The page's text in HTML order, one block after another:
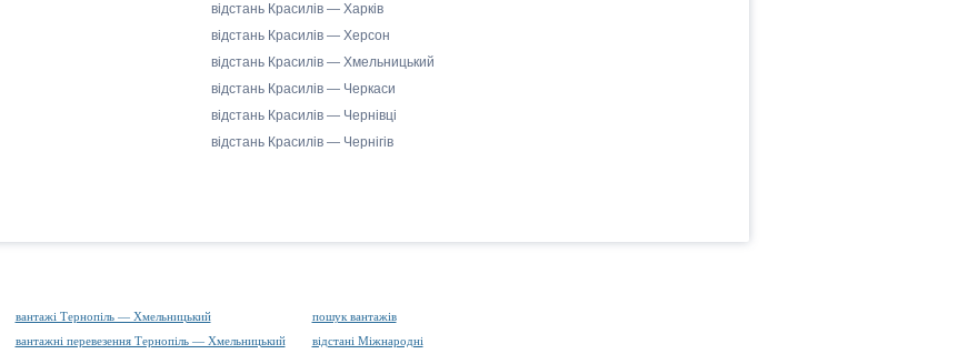
відстань Красилів — Харків
відстань Красилів — Херсон
відстань Красилів — Хмельницький
відстань Красилів — Черкаси
відстань Красилів — Чернівці
відстань Красилів — Чернігів
вантажі Тернопіль — Хмельницький
пошук вантажів
вантажні перевезення Тернопіль — Хмельницький відстані Міжнародні